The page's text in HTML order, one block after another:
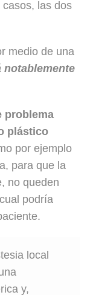
las dos
medio de una
problema
plástico
por ejemplo
para que la
no queden
podría
local
y,